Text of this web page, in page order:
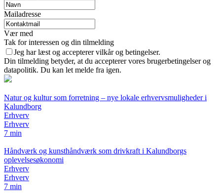
Mailadresse
Vær med
Tak for interessen og din tilmelding
Jeg har læst og accepterer vilkår og betingelser.
Din tilmelding betyder, at du accepterer vores brugerbetingelser og
datapolitik. Du kan let melde fra igen.
Natur og kultur som forretning – nye lokale erhvervsmuligheder i
Kalundborg
Erhverv
Erhverv
7 min
Håndværk og kunsthåndværk som drivkraft i Kalundborgs
oplevelsesøkonomi
Erhverv
Erhverv
7 min